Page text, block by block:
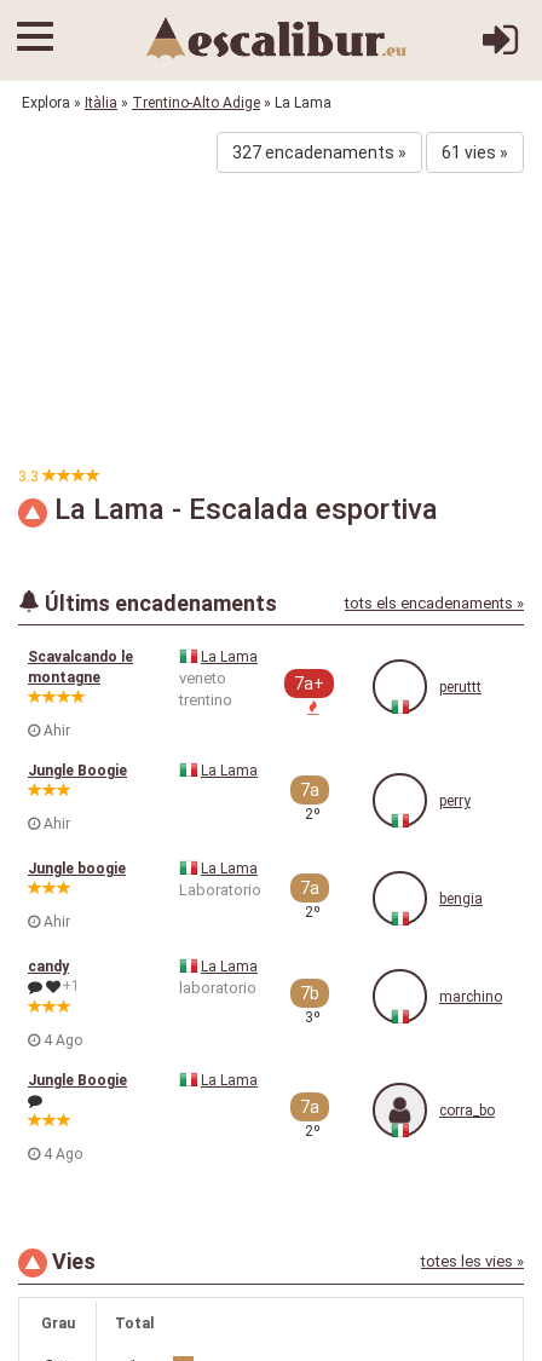
Explora » Itàlia » Trentino-Alto Adige » La Lama
327 encadenaments » 61 vies »
3.3
La Lama - Escalada esportiva
Últims encadenaments tots els encadenaments »
Scavalcando le
montagne
Ahir
La Lama
veneto
trentino
7a+ peruttt
Jungle Boogie
Ahir
La Lama
7a
2º
perry
Jungle boogie
Ahir
La Lama
Laboratorio 7a
2º
bengia
candy
+1
4 Ago
La Lama
laboratorio 7b
3º
marchino
Jungle Boogie
4 Ago
La Lama
7a
2º
corra_bo
Vies totes les vies »
Grau Total